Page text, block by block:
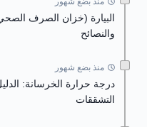
البيارة (خزان الصرف
والنصائح
منذ بضع شهور
درجة حرارة الخرسانة:
التشققات